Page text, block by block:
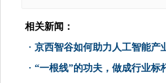
相关新闻：
· 京西智谷如何助力人工智能产
· “一根线”的功夫，做成行业标